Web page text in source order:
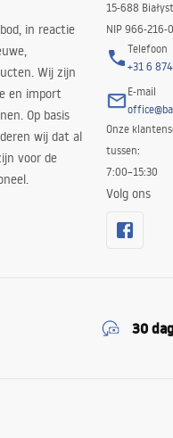
in reactie
Wij zijn
en import
Op basis
wij dat al
voor de
15-688
NIP 966-216-
Telefoon
+31 6
E-mail
Onze
tussen:
7:00–15:30
Volg ons
30